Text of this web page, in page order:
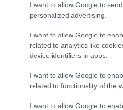
I want to allow Google to
personalized advertising.
I want to allow Google to
related to analytics like
device identifiers in apps.
I want to allow Google to
related to functionality of the
I want to allow Google to
Üzbegisztánból, de voltak itt
afgán behatások is.
A kashmiri pundit konyha
összetett, a pundit identitás
joghurtot és kurkumát
ellentétben a kashmiri
hagymát, fokhagymát és
tartományban egyenlő
és non vega ételeken, habár
nagyobb az "ellenszenv".